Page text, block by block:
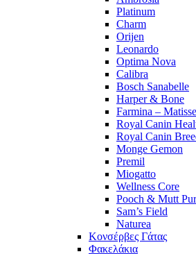
Platinum
Charm
Orijen
Leonardo
Optima Nova
Calibra
Bosch Sanabelle
Harper & Bone
Farmina – Matisse
Royal Canin
Royal Canin
Monge Gemon
Premil
Miogatto
Wellness Core
Pooch & Mutt
Sam’s Field
Naturea
Κονσέρβες Γάτας
Φακελάκια